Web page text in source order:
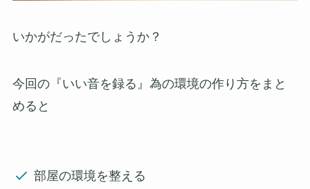
いかがだったでしょうか？
今回の『いい音を録る』為の環境の作り方をまと
めると
部屋の環境を整える